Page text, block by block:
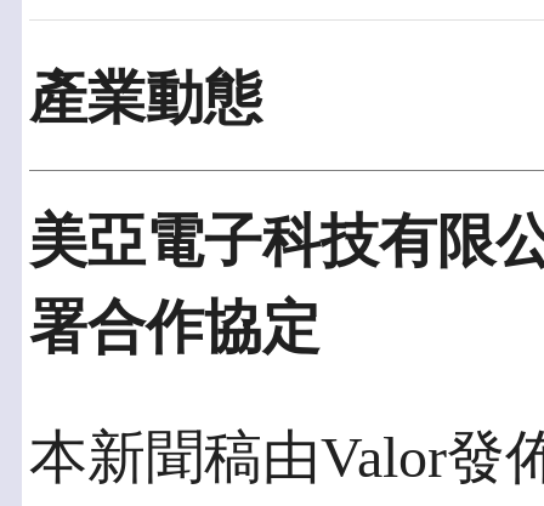
產業動態
美亞電子科技有限
署合作協定
本新聞稿由Valor發